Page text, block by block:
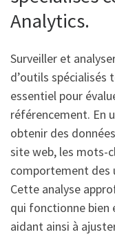
Analytics.
Surveiller et
d’outils spécialisés
essentiel pour
référencement. En
obtenir des
site web, les mots-
comportement des
Cette analyse
qui fonctionne bien
aidant ainsi à